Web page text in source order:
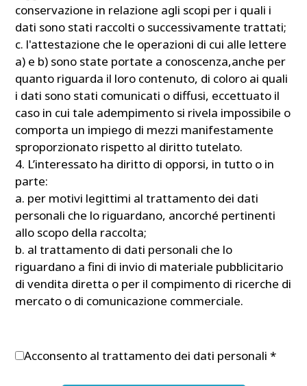
conservazione in relazione agli scopi per i quali i
dati sono stati raccolti o successivamente trattati;
c. l'attestazione che le operazioni di cui alle lettere
a) e b) sono state portate a conoscenza,anche per
quanto riguarda il loro contenuto, di coloro ai quali
i dati sono stati comunicati o diffusi, eccettuato il
caso in cui tale adempimento si rivela impossibile o
comporta un impiego di mezzi manifestamente
sproporzionato rispetto al diritto tutelato.
4. L’interessato ha diritto di opporsi, in tutto o in
parte:
a. per motivi legittimi al trattamento dei dati
personali che lo riguardano, ancorché pertinenti
allo scopo della raccolta;
b. al trattamento di dati personali che lo
riguardano a fini di invio di materiale pubblicitario
di vendita diretta o per il compimento di ricerche di
mercato o di comunicazione commerciale.
Acconsento al trattamento dei dati personali *